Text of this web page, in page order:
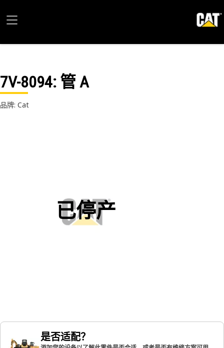
7V-8094: 管 A
品牌: Cat
已停产
是否适配？